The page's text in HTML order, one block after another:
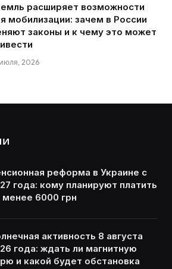
расширяет возможности
мобилизации: зачем в России
законы и к чему это может
2026
реформа в Украине с
года: кому планируют платить
менее 6000 грн
активность 8 августа
года: ждать ли магнитную
и какой будет обстановка